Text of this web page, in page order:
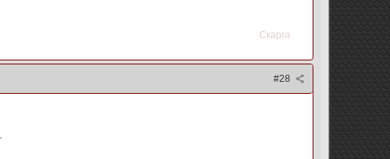
Скарга
#28